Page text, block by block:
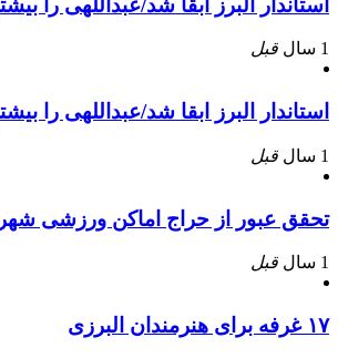
1 سال قبل
استاندار البرز ابقا شد/عبداللهی را
1 سال قبل
تحقق عبور از حراج اماکن ورزشی
1 سال قبل
۱۷ غرفه برای هنرمندان البرزی